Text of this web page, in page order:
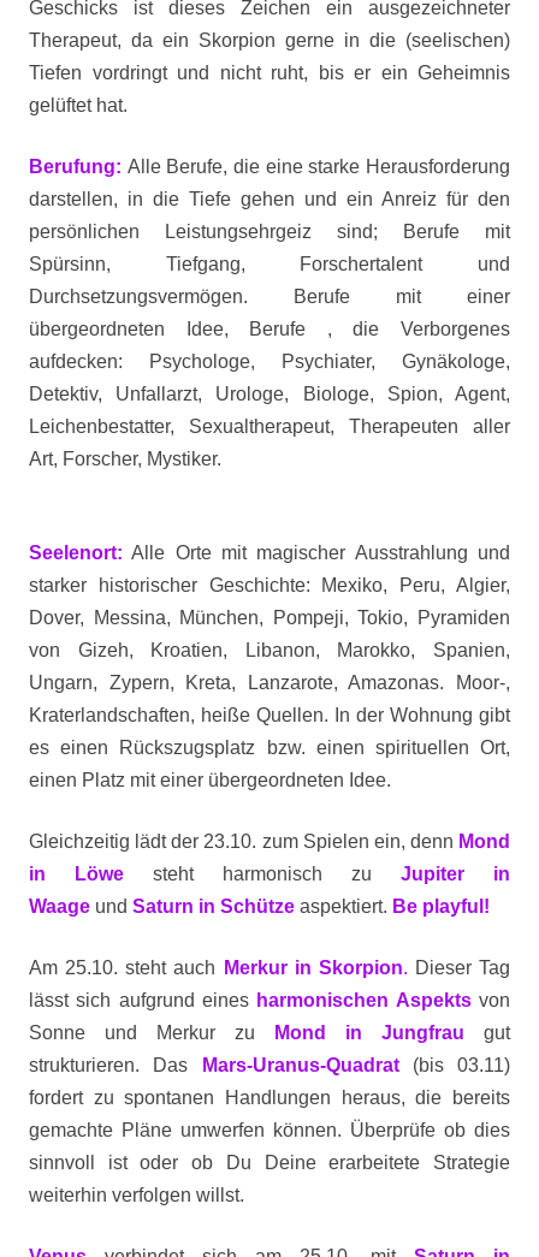
Geschicks ist dieses Zeichen ein ausgezeichneter
Therapeut, da ein Skorpion gerne in die (seelischen)
Tiefen vordringt und nicht ruht, bis er ein Geheimnis
gelüftet hat.
Berufung: Alle Berufe, die eine starke Herausforderung
darstellen, in die Tiefe gehen und ein Anreiz für den
persönlichen Leistungsehrgeiz sind; Berufe mit
Spürsinn, Tiefgang, Forschertalent und
Durchsetzungsvermögen. Berufe mit einer
übergeordneten Idee, Berufe , die Verborgenes
aufdecken: Psychologe, Psychiater, Gynäkologe,
Detektiv, Unfallarzt, Urologe, Biologe, Spion, Agent,
Leichenbestatter, Sexualtherapeut, Therapeuten aller
Art, Forscher, Mystiker.
Seelenort: Alle Orte mit magischer Ausstrahlung und
starker historischer Geschichte: Mexiko, Peru, Algier,
Dover, Messina, München, Pompeji, Tokio, Pyramiden
von Gizeh, Kroatien, Libanon, Marokko, Spanien,
Ungarn, Zypern, Kreta, Lanzarote, Amazonas. Moor-,
Kraterlandschaften, heiße Quellen. In der Wohnung gibt
es einen Rückszugsplatz bzw. einen spirituellen Ort,
einen Platz mit einer übergeordneten Idee.
Gleichzeitig lädt der 23.10. zum Spielen ein, denn Mond
in Löwe steht harmonisch zu Jupiter in
Waage und Saturn in Schütze aspektiert. Be playful!
Am 25.10. steht auch Merkur in Skorpion. Dieser Tag
lässt sich aufgrund eines harmonischen Aspektsvon
Sonne und Merkur zu
Mond in Jungfrau gut
strukturieren. Das
Mars-Uranus-Quadrat(bis 03.11)
fordert zu spontanen Handlungen heraus, die bereits
gemachte Pläne umwerfen können. Überprüfe ob dies
sinnvoll ist oder ob Du Deine erarbeitete Strategie
weiterhin verfolgen willst.